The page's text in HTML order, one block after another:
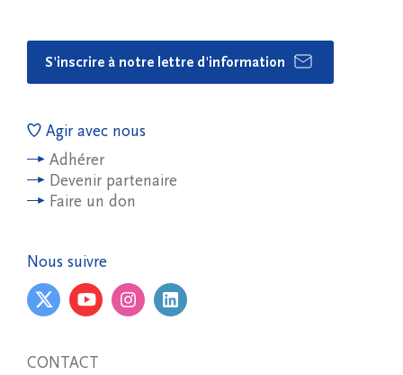
S'inscrire à notre lettre d'information
Agir avec nous
Adhérer
Devenir partenaire
Faire un don
Nous suivre
CONTACT